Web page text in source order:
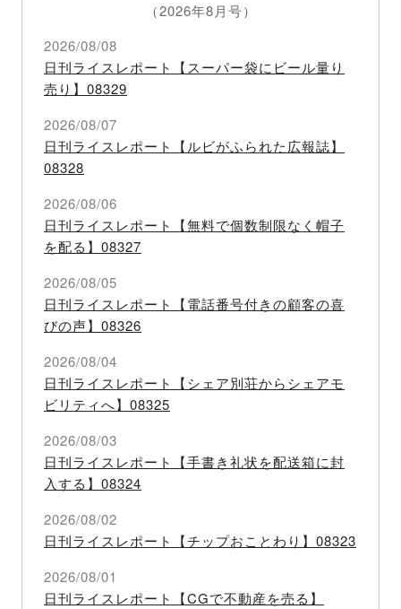
（2026年8月号）
2026/08/08
日刊ライスレポート【スーパー袋にビール量り
売り】08329
2026/08/07
日刊ライスレポート【ルビがふられた広報誌】
08328
2026/08/06
日刊ライスレポート【無料で個数制限なく帽子
を配る】08327
2026/08/05
日刊ライスレポート【電話番号付きの顧客の喜
びの声】08326
2026/08/04
日刊ライスレポート【シェア別荘からシェアモ
ビリティへ】08325
2026/08/03
日刊ライスレポート【手書き礼状を配送箱に封
入する】08324
2026/08/02
日刊ライスレポート【チップおことわり】08323
2026/08/01
日刊ライスレポート【CGで不動産を売る】